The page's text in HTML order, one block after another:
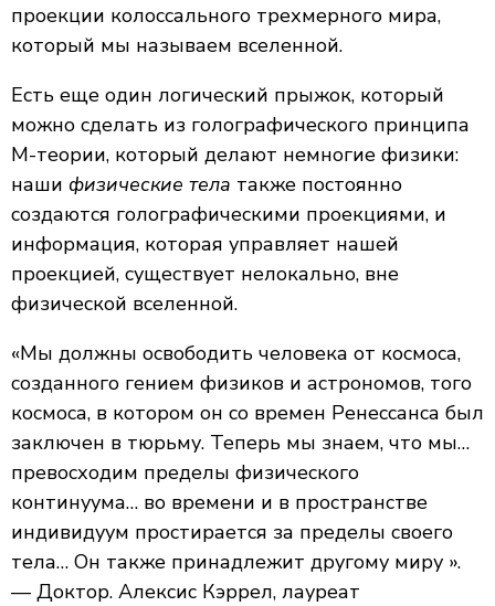
проекции колоссального трехмерного мира,
который мы называем вселенной.
Есть еще один логический прыжок, который
можно сделать из голографического принципа
М-теории, который делают немногие физики:
наши физические тела также постоянно
создаются голографическими проекциями, и
информация, которая управляет нашей
проекцией, существует нелокально, вне
физической вселенной.
«Мы должны освободить человека от космоса,
созданного гением физиков и астрономов, того
космоса, в котором он со времен Ренессанса был
заключен в тюрьму. Теперь мы знаем, что мы…
превосходим пределы физического
континуума… во времени и в пространстве
индивидуум простирается за пределы своего
тела… Он также принадлежит другому миру ».
— Доктор. Алексис Кэррел, лауреат